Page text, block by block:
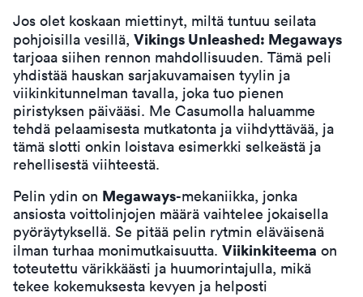
Jos olet koskaan miettinyt, miltä tuntuu seilata
pohjoisilla vesillä, Vikings Unleashed: Megaways
tarjoaa siihen rennon mahdollisuuden. Tämä peli
yhdistää hauskan sarjakuvamaisen tyylin ja
viikinkitunnelman tavalla, joka tuo pienen
piristyksen päivääsi. Me Casumolla haluamme
tehdä pelaamisesta mutkatonta ja viihdyttävää, ja
tämä slotti onkin loistava esimerkki selkeästä ja
rehellisestä viihteestä.
Pelin ydin on Megaways-mekaniikka, jonka
ansiosta voittolinjojen määrä vaihtelee jokaisella
pyöräytyksellä. Se pitää pelin rytmin eläväisenä
ilman turhaa monimutkaisuutta. Viikinkiteema on
toteutettu värikkäästi ja huumorintajulla, mikä
tekee kokemuksesta kevyen ja helposti